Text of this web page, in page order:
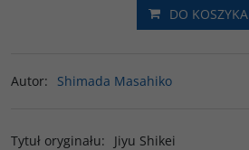
DO KOSZYKA
Autor: Shimada Masahiko
Tytuł oryginału:
Jiyu Shikei